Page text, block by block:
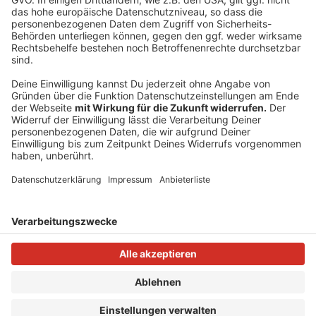
für üble Scherze missbraucht. Wer den Notruf
missbräuchlich wählt, das heiß aus vermeintlichen
Spaß, als Unfug, Mutprobe oder um die Arbeit der
Anzeige